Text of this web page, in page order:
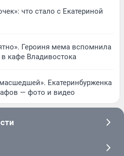
что стало с Екатериной
Героиня мема вспомнила
в кафе Владивостока
Екатеринбурженка
— фото и видео